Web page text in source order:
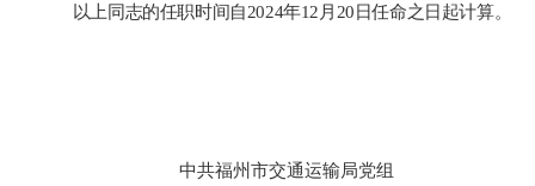
以上同志的任职时间自2024年12月20日任命之日起计算。
中共福州市交通运输局党组